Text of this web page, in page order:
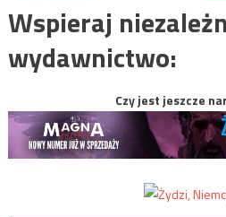
Wspieraj
wydawnictwo:
Czy jest jeszcze